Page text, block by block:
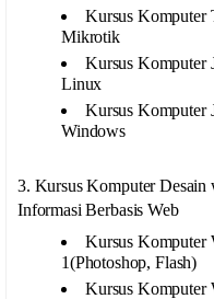
Kursus Komputer
Mikrotik
Kursus Komputer
Linux
Kursus Komputer
Windows
3. Kursus Komputer Desain
Informasi Berbasis Web
Kursus Komputer
1(Photoshop, Flash)
Kursus Komputer